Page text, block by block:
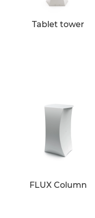
Tablet tower
FLUX Column